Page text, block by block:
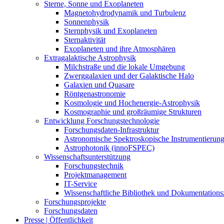
Sterne, Sonne und Exoplaneten
Magnetohydrodynamik und Turbulenz
Sonnenphysik
Sternphysik und Exoplaneten
Sternaktivität
Exoplaneten und ihre Atmosphären
Extragalaktische Astrophysik
Milchstraße und die lokale Umgebung
Zwerggalaxien und der Galaktische Halo
Galaxien und Quasare
Röntgenastronomie
Kosmologie und Hochenergie-Astrophysik
Kosmographie und großräumige Strukturen
Entwicklung Forschungstechnologie
Forschungsdaten-Infrastruktur
Astronomische Spektroskopische Instrumentierung
Astrophotonik (innoFSPEC)
Wissenschaftsunterstützung
Forschungstechnik
Projektmanagement
IT-Service
Wissenschaftliche Bibliothek und
Forschungsprojekte
Forschungsdaten
Presse | Öffentlichkeit